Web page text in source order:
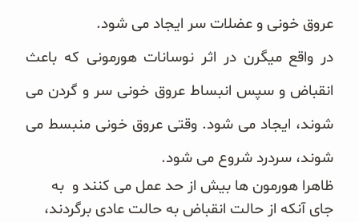
عروق خونی و عضلات سر ایجاد می شود.
در واقع میگرن در اثر نوسانات هورمونی که باعث
انقباض و سپس انبساط عروق خونی سر و گردن می
شوند، ایجاد می شود. وقتی عروق خونی منبسط می
شوند، سردرد شروع می شود.
ظاهرا هورمون ها بیش از حد عمل‌ می کنند و به
جای آنکه از حالت انقباض به حالت عادی برگردند،